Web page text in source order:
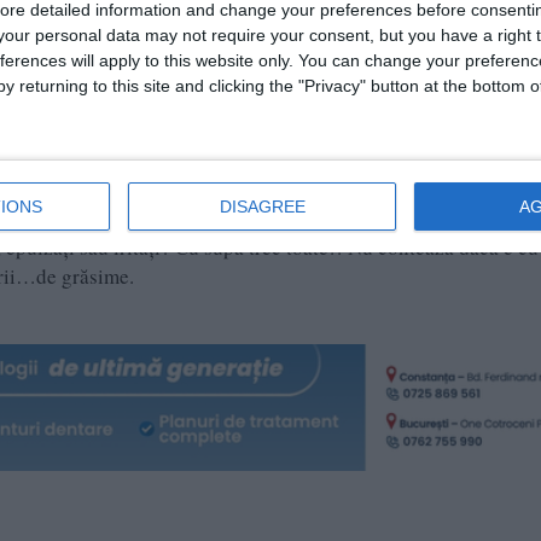
detailed information and change your preferences before
personal data may not require your consent, but you have a right
will apply to this website only. You can change your
returning to this site and clicking the "Privacy" button at the bottom
DISAGREE
Puneți lângă ea și un ardei iute- conține capsaicină, o
din bronhii și decongestionează respirația.
și de iubire.
Când ești bebeluș și trebuie să crești, tot supă primești.
sau iritați? Cu supă trec toate!! Nu contează dacă e
grăsime.